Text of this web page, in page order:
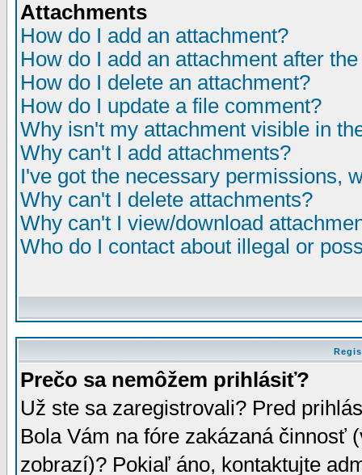
Attachments
How do I add an attachment?
How do I add an attachment after
How do I delete an attachment?
How do I update a file comment?
Why isn't my attachment visible in
Why can't I add attachments?
I've got the necessary permissions,
Why can't I delete attachments?
Why can't I view/download
Who do I contact about illegal or
Prečo sa nemôžem prihlásiť?
Už ste sa zaregistrovali? Pred
Bola Vám na fóre zakázaná činnosť
zobrazí)? Pokiaľ áno, kontaktujte